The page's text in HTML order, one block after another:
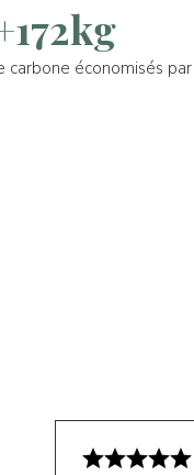
carbone économisés par